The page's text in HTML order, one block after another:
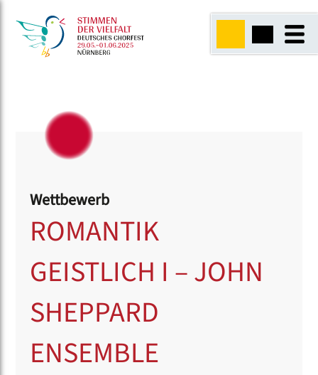
Wettbewerb
ROMANTIK
GEISTLICH I – JOHN
SHEPPARD
ENSEMBLE